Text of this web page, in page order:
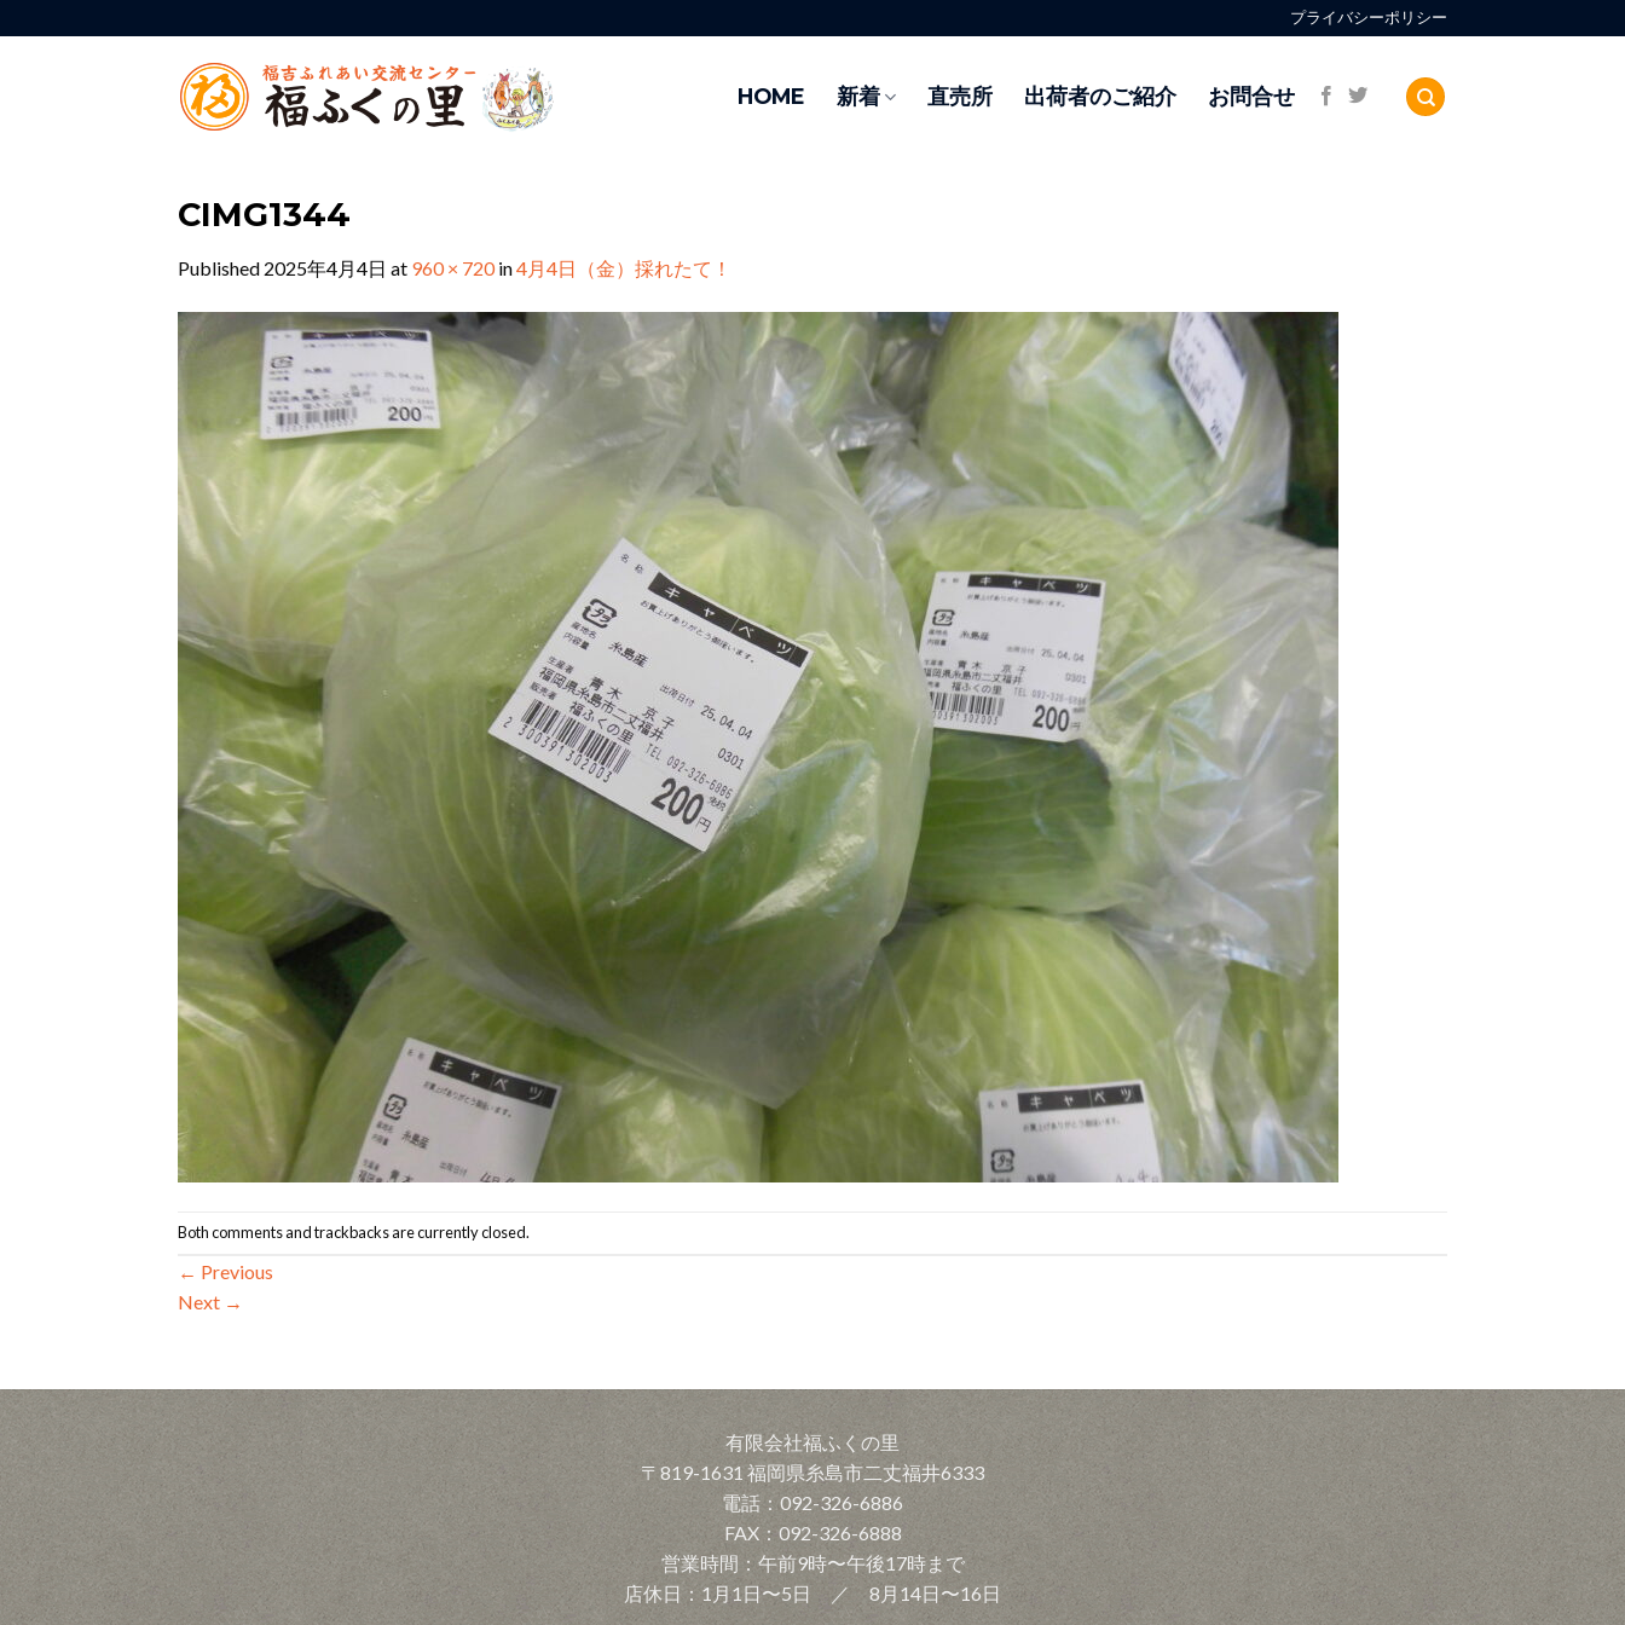
to
プライバシーポリシー
HOME 新着 直売所 出荷者のご紹介 お問合せ
CIMG1344
Published 2025年4月4日 at 960 × 720in4月4日（金）採れたて！
Both comments and trackbacks are currently closed.
← Previous
Next →
有限会社福ふくの里
〒819-1631 福岡県糸島市二丈福井6333
電話：092-326-6886
FAX：092-326-6888
営業時間：午前9時〜午後17時まで
店休日：1月1日〜5日 ／ 8月14日〜16日